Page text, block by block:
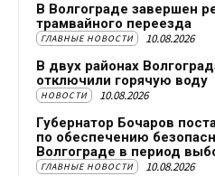
В Волгограде завершен
трамвайного переезда
ГЛАВНЫЕ НОВОСТИ 10.08.2026
В двух районах
отключили горячую воду
НОВОСТИ 10.08.2026
Губернатор Бочаров
по обеспечению
Волгограде в период
ГЛАВНЫЕ НОВОСТИ 10.08.2026